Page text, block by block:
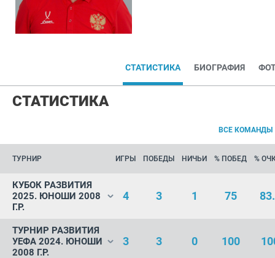
СТАТИСТИКА БИОГРАФИЯ
СТАТИСТИКА
ВСЕ КОМАНДЫ
ТУРНИР ИГРЫ ПОБЕДЫ НИЧЬИ % ПОБЕД %
КУБОК РАЗВИТИЯ
2025. ЮНОШИ 2008
Г.Р.
4 3 1 75
ТУРНИР РАЗВИТИЯ
УЕФА 2024. ЮНОШИ
2008 Г.Р.
3 3 0 100